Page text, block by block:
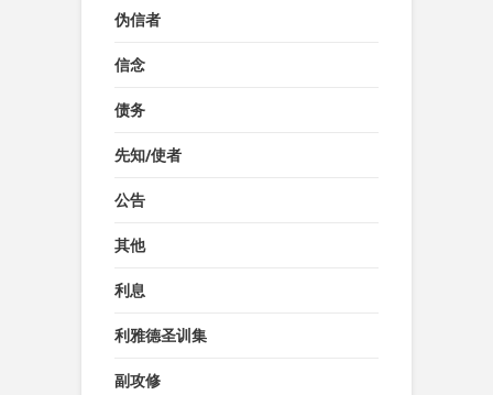
伪信者
信念
债务
先知/使者
公告
其他
利息
利雅德圣训集
副攻修